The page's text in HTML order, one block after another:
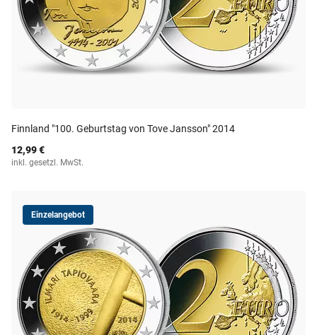
Finnland "100. Geburtstag von Tove Jansson" 2014
12,99 €
inkl. gesetzl. MwSt.
Einzelangebot